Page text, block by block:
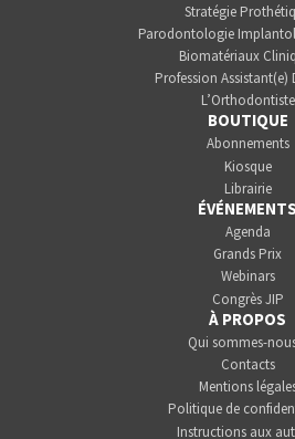
Stratégie
Parodontologie
Biomatériaux
Profession Assistant(e)
L’Orthodontiste
BOUTIQUE
Abonnements
Kiosque
Librairie
ÉVÉNEMENTS
Agenda
Grands Prix
Webinars
Congrès JIP
À PROPOS
Qui sommes-
Contacts
Mentions
Politique de
Instructions aux